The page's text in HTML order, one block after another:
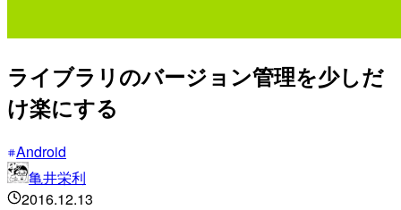
ライブラリのバージョン管理を少しだ
け楽にする
Android
亀井栄利
2016.12.13